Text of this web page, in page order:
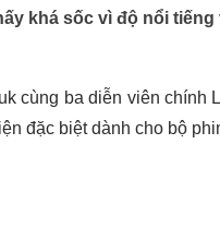
khá sốc vì độ nổi
cùng ba diễn viên chính
đặc biệt dành cho bộ